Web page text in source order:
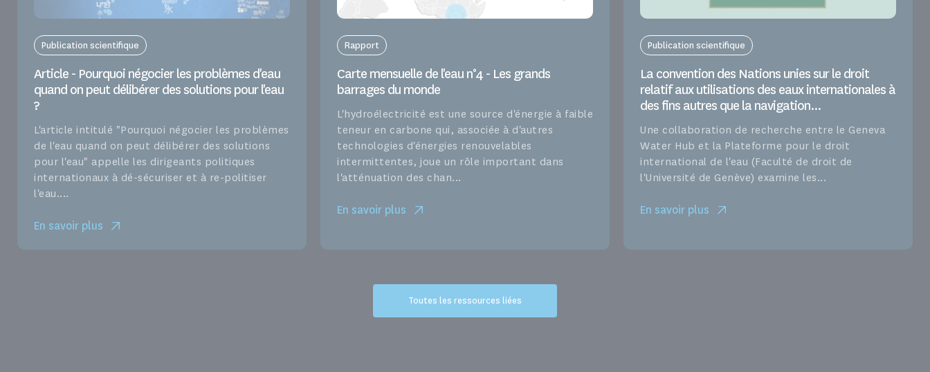
Publication scientifique
Article - Pourquoi négocier les problèmes d'eau
quand on peut délibérer des solutions pour l'eau
?
L'article intitulé "Pourquoi négocier les problèmes
de l'eau quand on peut délibérer des solutions
pour l'eau" appelle les dirigeants politiques
internationaux à dé-sécuriser et à re-politiser
l'eau....
En savoir plus
Rapport
Carte mensuelle de l'eau n°4 - Les grands
barrages du monde
L'hydroélectricité est une source d'énergie à faible
teneur en carbone qui, associée à d'autres
technologies d'énergies renouvelables
intermittentes, joue un rôle important dans
l'atténuation des chan...
En savoir plus
Publication scientifique
La convention des Nations unies sur le droit
relatif aux utilisations des eaux internationales à
des fins autres que la navigation...
Une collaboration de recherche entre le Geneva
Water Hub et la Plateforme pour le droit
international de l'eau (Faculté de droit de
l'Université de Genève) examine les...
En savoir plus
Toutes les ressources liées